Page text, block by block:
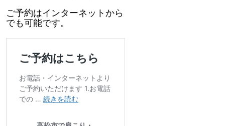
ご予約はインターネットから
でも可能です。